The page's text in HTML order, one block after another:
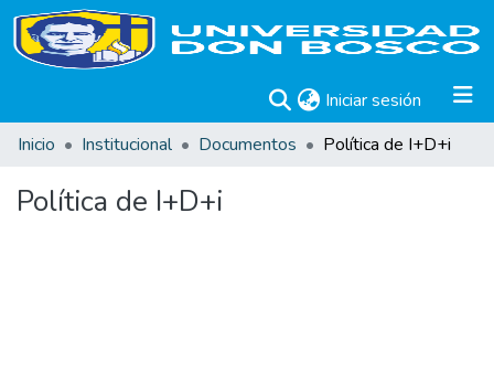
Iniciar sesión (current)
Inicio
Institucional Documentos Política de I+D+i
Política de I+D+i